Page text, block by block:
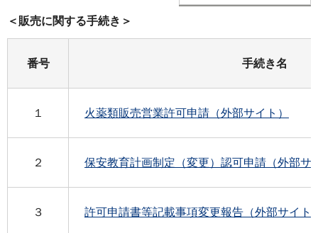
＜販売に関する手続き＞
番号 手続き名
１ 火薬類販売営業許可申請（外部サイト）
２ 保安教育計画制定（変更）認可申請（外部サ
３ 許可申請書等記載事項変更報告（外部サイト